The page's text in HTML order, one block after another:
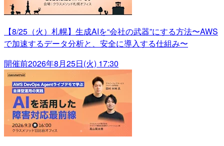
【8/25（火）札幌】生成AIを“会社の武器”にする方法〜AWS
で加速するデータ分析と、安全に導入する仕組み〜
開催前2026年8月25日(火) 17:30